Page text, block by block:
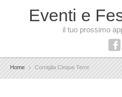
Eventi e
il tuo prossimo
Home Corniglia Cinque Terre